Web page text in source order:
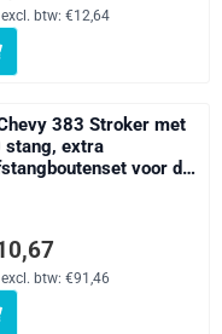
btw: €12,64
383 Stroker met
stang, extra
voor de
110,67, exclusief btw:
btw: €91,46